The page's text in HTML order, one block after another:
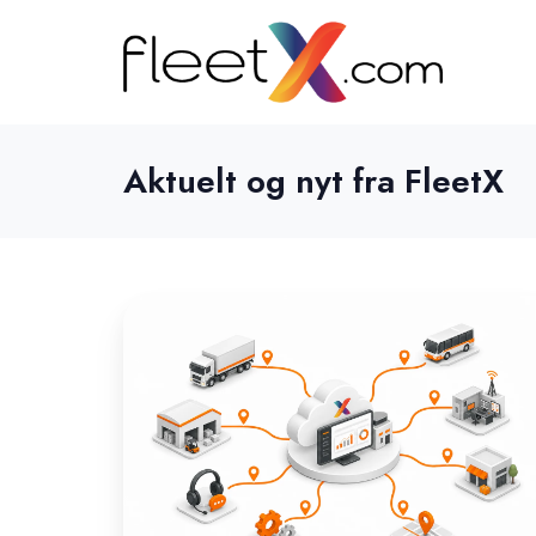
Aktuelt og nyt fra FleetX
transport:
Din
ekspedition